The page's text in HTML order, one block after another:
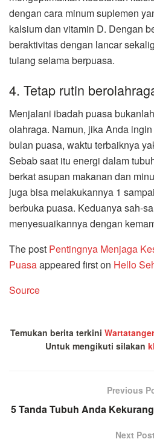
dengan cara minum suplemen
kalsium dan vitamin D. Dengan
beraktivitas dengan lancar
tulang selama berpuasa.
4. Tetap rutin
Menjalani ibadah puasa
olahraga. Namun, jika Anda
bulan puasa, waktu terbaiknya
Sebab saat itu energi dalam
berkat asupan makanan dan
juga bisa melakukannya 1
berbuka puasa. Keduanya sah-
menyesuaikannya dengan
The post Pentingnya Menjaga
Puasaappeared first on Hello
Source
Temukan berita terkini
Untuk mengikuti silakan
Previous
5 Tanda Tubuh Anda
Next Post